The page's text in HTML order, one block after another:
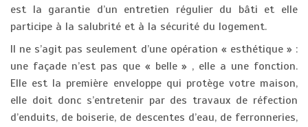
est la garantie d’un entretien régulier du bâti et elle
participe à la salubrité et à la sécurité du logement.
Il ne s’agit pas seulement d’une opération « esthétique » :
une façade n’est pas que « belle » , elle a une fonction.
Elle est la première enveloppe qui protège votre maison,
elle doit donc s’entretenir par des travaux de réfection
d’enduits, de boiserie, de descentes d’eau, de ferronneries,